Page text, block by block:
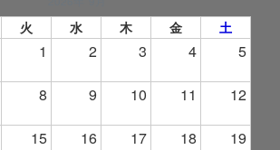
火 水 木 金 土
1 2 3 4 5
8 9 10 11 12
15 16 17 18 19